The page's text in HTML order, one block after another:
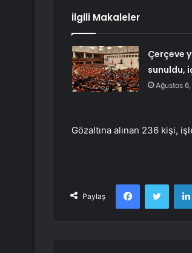
İlgili Makaleler
Çerçeve
sunuldu,
Ağustos
Gözaltına alınan 236 kişi,
Paylaş
Facebook